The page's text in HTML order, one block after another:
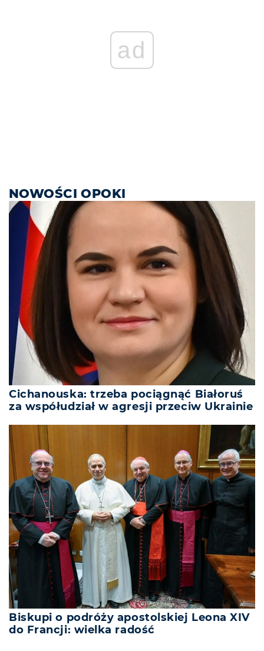
ad
NOWOŚCI OPOKI
Cichanouska: trzeba pociągnąć Białoruś
za współudział w agresji przeciw Ukrainie
Biskupi o podróży apostolskiej Leona XIV
do Francji: wielka radość